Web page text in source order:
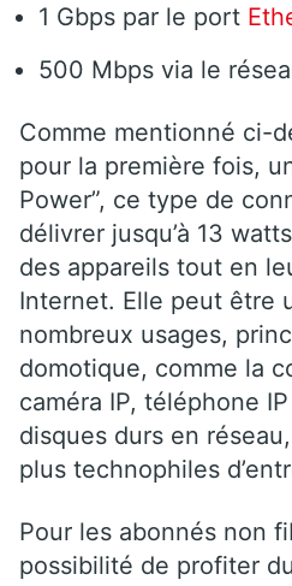
1 Gbps par le port
500 Mbps via le
Comme mentionné ci-
pour la première fois,
Power”, ce type de
délivrer jusqu’à 13
des appareils tout en
Internet. Elle peut être
nombreux usages,
domotique, comme la
caméra IP, téléphone
disques durs en
plus technophiles
Pour les abonnés non
possibilité de profiter